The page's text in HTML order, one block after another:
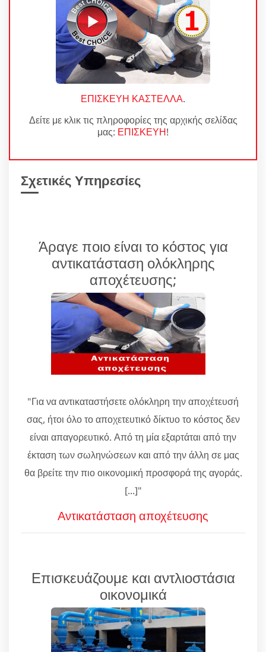
ΕΠΙΣΚΕΥΗ ΚΑΣΤΕΛΛΑ.
Δείτε με κλικ τις πληροφορίες της αρχικής σελίδας
μας: ΕΠΙΣΚΕΥΗ!
Σχετικές Υπηρεσίες
Άραγε ποιο είναι το κόστος για
αντικατάσταση ολόκληρης
αποχέτευσης;
"Για να αντικαταστήσετε ολόκληρη την αποχέτευσή
σας, ήτοι όλο το αποχετευτικό δίκτυο το κόστος δεν
είναι απαγορευτικό. Από τη μία εξαρτάται από την
έκταση των σωληνώσεων και από την άλλη σε μας
θα βρείτε την πιο οικονομική προσφορά της αγοράς.
[...]"
Αντικατάσταση αποχέτευσης
Επισκευάζουμε και αντλιοστάσια
οικονομικά